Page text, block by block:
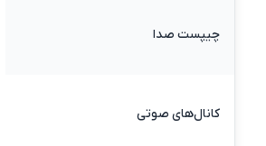
چیپست صدا
کانال‌های صوتی